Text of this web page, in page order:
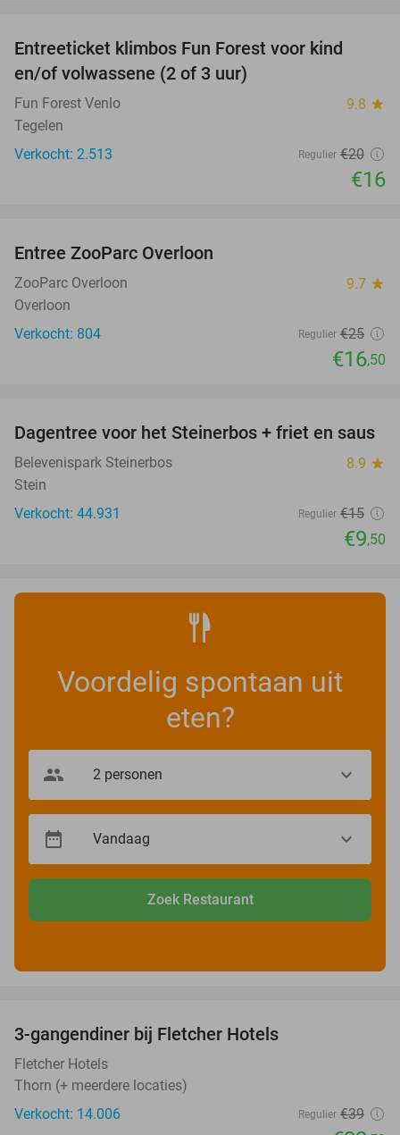
Entreeticket klimbos Fun Forest voor kind
en/of volwassene (2 of 3 uur)
Fun Forest Venlo 9.8 star
Tegelen
Verkocht: 2.513
Regulier €20
€16
Entree ZooParc Overloon
ZooParc Overloon 9.7 star
Overloon
Verkocht: 804
Regulier €25
€16,50
37%
Dagentree voor het Steinerbos + friet en saus
Belevenispark Steinerbos 8.9 star
Stein
Verkocht: 44.931
Regulier €15
€9,50
Voordelig spontaan uit
eten?
Zoek Restaurant
3-gangendiner bij Fletcher Hotels
Fletcher Hotels
Thorn (+ meerdere locaties)
Verkocht: 14.006
Regulier €39